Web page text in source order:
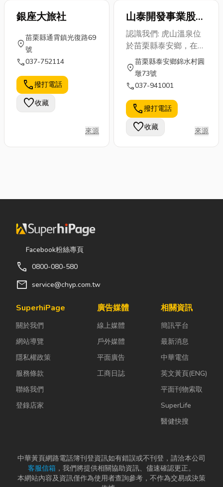
銀座大旅社
location_on
苗栗縣通霄鎮光復路69
號
call037-752114
call撥打電話
favorite收藏
來源
山泰開發事業股份
有限公司虎山溫泉
大飯店
認識我們: 虎山溫泉位
於苗栗縣泰安鄉，在混
沌之初乃造山運動所擠
壓出來的一個巨大石
塊，屹立於河谷之上形
形，四周溪流環繞僅以
吊橋做為外界聯繫，小
島內遍植濃蔭樹叢，蟲
客與大自然最親近的機
location_on
苗栗縣泰安鄉錦水村圓
墩73號
call037-941001
call撥打電話
favorite收藏 來源
Facebook粉絲專頁
call 0800-080-580
mail service@chyp.com.tw
SuperhiPage
關於我們
網站導覽
隱私權政策
服務條款
聯絡我們
登錄店家
廣告媒體
線上媒體
戶外媒體
平面廣告
工商日誌
相關資訊
簡訊平台
最新消息
中華電信
英文黃頁(ENG)
平面刊物索取
SuperLife
醫健快搜
中華黃頁網路電話簿刊登資訊如有錯誤或不刊登，請洽本公司
客服信箱 ，我們將提供相關協助資訊、儘速確認更正。
本網站內容及資訊僅作為使用者查詢參考，不作為交易或決策